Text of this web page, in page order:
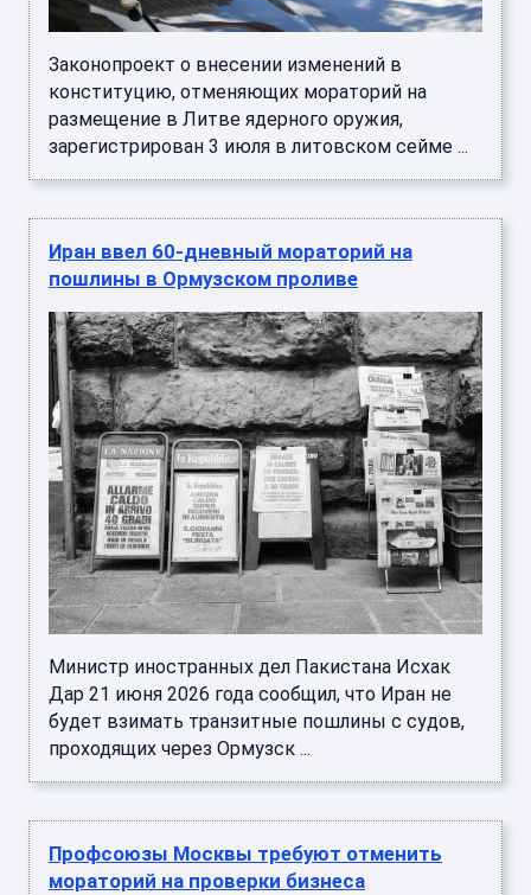
Законопроект о внесении изменений в
конституцию, отменяющих мораторий на
размещение в Литве ядерного оружия,
зарегистрирован 3 июля в литовском сейме ...
Иран ввел 60-дневный мораторий на
пошлины в Ормузском проливе
Министр иностранных дел Пакистана Исхак
Дар 21 июня 2026 года сообщил, что Иран не
будет взимать транзитные пошлины с судов,
проходящих через Ормузск ...
Профсоюзы Москвы требуют отменить
мораторий на проверки бизнеса